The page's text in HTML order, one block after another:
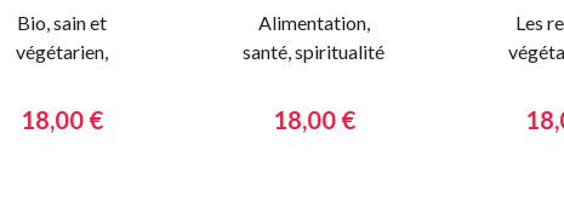
Bio, sain et
végétarien,
et d'Occident
18,00 €
Alimentation,
santé, spiritualité
18,00 €
Les
délice